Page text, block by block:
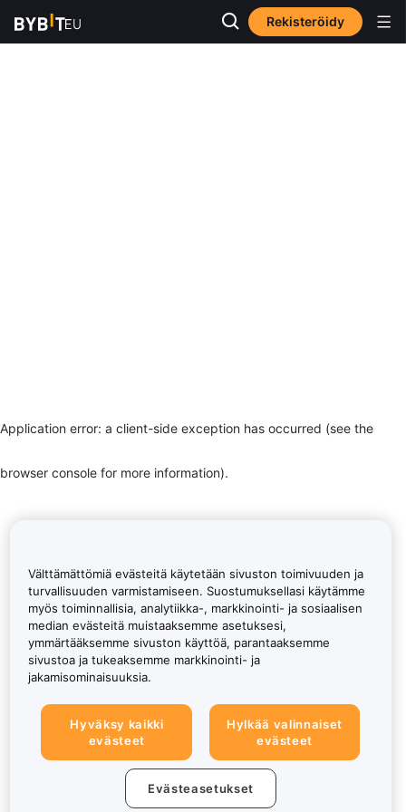
Rekisteröidy
Application error: a client-side exception has occurred (see the
browser console for more information).
Välttämättömiä evästeitä käytetään sivuston toimivuuden ja
turvallisuuden varmistamiseen. Suostumuksellasi käytämme
myös toiminnallisia, analytiikka-, markkinointi- ja sosiaalisen
median evästeitä muistaaksemme asetuksesi,
ymmärtääksemme sivuston käyttöä, parantaaksemme
sivustoa ja tukeaksemme markkinointi- ja
jakamisominaisuuksia.
Hyväksy kaikki
evästeet
Hylkää valinnaiset
evästeet
Evästeasetukset